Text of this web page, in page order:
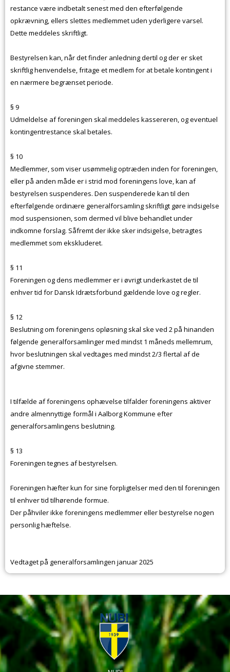
restance være indbetalt senest med den efterfølgende
opkrævning, ellers slettes medlemmet uden yderligere varsel.
Dette meddeles skriftligt.
Bestyrelsen kan, når det finder anledning dertil og der er sket
skriftlig henvendelse, fritage et medlem for at betale kontingent i
en nærmere begrænset periode.
§ 9
Udmeldelse af foreningen skal meddeles kassereren, og eventuel
kontingentrestance skal betales.
§ 10
Medlemmer, som viser usømmelig optræden inden for foreningen,
eller på anden måde er i strid mod foreningens love, kan af
bestyrelsen suspenderes. Den suspenderede kan til den
efterfølgende ordinære generalforsamling skriftligt gøre indsigelse
mod suspensionen, som dermed vil blive behandlet under
indkomne forslag. Såfremt der ikke sker indsigelse, betragtes
medlemmet som ekskluderet.
§ 11
Foreningen og dens medlemmer er i øvrigt underkastet de til
enhver tid for Dansk Idrætsforbund gældende love og regler.
§ 12
Beslutning om foreningens opløsning skal ske ved 2 på hinanden
følgende generalforsamlinger med mindst 1 måneds mellemrum,
hvor beslutningen skal vedtages med mindst 2/3 flertal af de
afgivne stemmer.
I tilfælde af foreningens ophævelse tilfalder foreningens aktiver
andre almennyttige formål i Aalborg Kommune efter
generalforsamlingens beslutning.
§ 13
Foreningen tegnes af bestyrelsen.
Foreningen hæfter kun for sine forpligtelser med den til foreningen
til enhver tid tilhørende formue.
Der påhviler ikke foreningens medlemmer eller bestyrelse nogen
personlig hæftelse.
Vedtaget på generalforsamlingen januar 2025